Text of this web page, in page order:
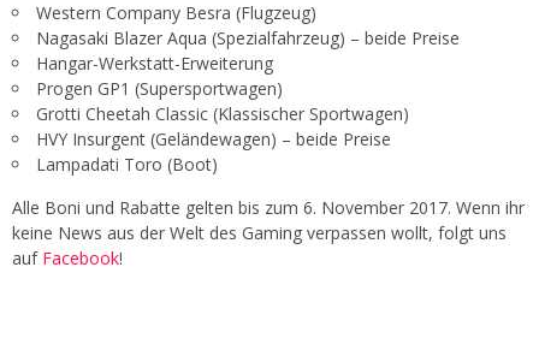
Western Company Besra (Flugzeug)
Nagasaki Blazer Aqua (Spezialfahrzeug) – beide Preise
Hangar-Werkstatt-Erweiterung
Progen GP1 (Supersportwagen)
Grotti Cheetah Classic (Klassischer Sportwagen)
HVY Insurgent (Geländewagen) – beide Preise
Lampadati Toro (Boot)
Alle Boni und Rabatte gelten bis zum 6. November 2017. Wenn ihr
keine News aus der Welt des Gaming verpassen wollt, folgt uns
auf Facebook!